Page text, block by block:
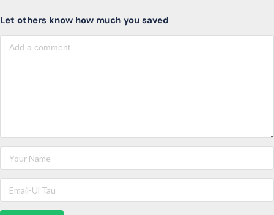
Let others know how much you saved